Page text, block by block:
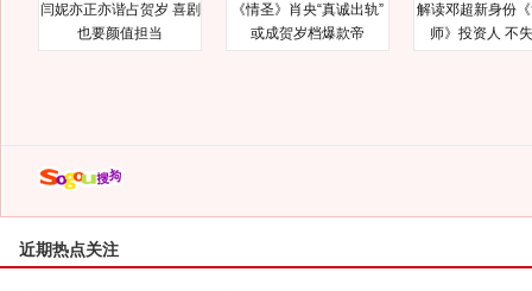
闫妮亦正亦谐占贺岁 喜剧
也要颜值担当
《情圣》肖央“真诚出轨”
或成贺岁档爆款帝
解读邓超新身份
师》投资人 不
近期热点关注